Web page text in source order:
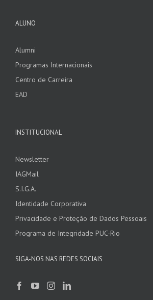
ALUNO
Alumni
Programas Internacionais
Centro de Carreira
EAD
INSTITUCIONAL
Newsletter
IAGMail
S.I.G.A.
Identidade Corporativa
Privacidade e Proteção de Dados Pessoais
Programa de Integridade PUC-Rio
SIGA-NOS NAS REDES SOCIAIS